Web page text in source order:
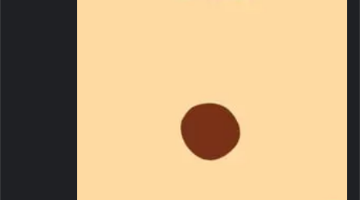
في كل من الاجتماع الخامس لوزراء الداخلية لدول التحالف الأمني
الدولي، والنسخة السابعة من “الحوار الإستراتيجي” والذي تنظمه
منظمة الشرطة الجنائية الدولية” الإنتربول” واستضافته وزارة